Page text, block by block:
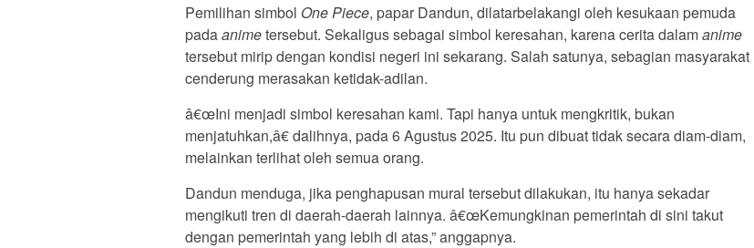
Pemilihan simbol One Piece, papar Dandun, dilatarbelakangi oleh kesukaan pemuda
padaanimetersebut. Sekaligus sebagai simbol keresahan, karena cerita dalamanime
tersebut mirip dengan kondisi negeri ini sekarang. Salah satunya, sebagian masyarakat
cenderung merasakan ketidak-adilan.
â€œIni menjadi simbol keresahan kami. Tapi hanya untuk mengkritik, bukan
menjatuhkan,â€ dalihnya, pada 6 Agustus 2025. Itu pun dibuat tidak secara diam-diam,
melainkan terlihat oleh semua orang.
Dandun menduga, jika penghapusan mural tersebut dilakukan, itu hanya sekadar
mengikuti tren di daerah-daerah lainnya. â€œKemungkinan pemerintah di sini takut
dengan pemerintah yang lebih di atas,” anggapnya.